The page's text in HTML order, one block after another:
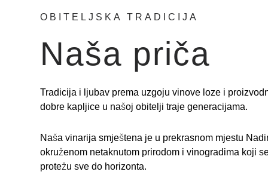
OBITELJSKA TRADICIJA
Naša priča
Tradicija i ljubav prema uzgoju vinove loze i
dobre kapljice u našoj obitelji traje generacijama.
Naša vinarija smještena je u prekrasnom mjestu
okruženom netaknutom prirodom i vinogradima koji
protežu sve do horizonta.